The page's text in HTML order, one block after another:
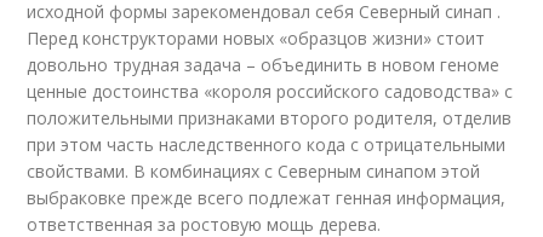
исходной формы зарекомендовал себя Северный синап .
Перед конструкторами новых «образцов жизни» стоит
довольно трудная задача – объединить в новом геноме
ценные достоинства «короля российского садоводства» с
положительными признаками второго родителя, отделив
при этом часть наследственного кода с отрицательными
свойствами. В комбинациях с Северным синапом этой
выбраковке прежде всего подлежат генная информация,
ответственная за ростовую мощь дерева.